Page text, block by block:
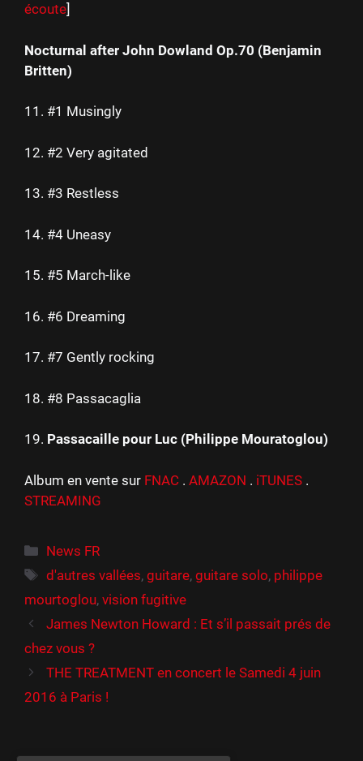
écoute]
Nocturnal after John Dowland Op.70 (Benjamin
Britten)
11. #1 Musingly
12. #2 Very agitated
13. #3 Restless
14. #4 Uneasy
15. #5 March-like
16. #6 Dreaming
17. #7 Gently rocking
18. #8 Passacaglia
19. Passacaille pour Luc (Philippe Mouratoglou)
Album en vente sur FNAC . AMAZON . iTUNES .
STREAMING
Catégories
News FR
Étiquettes
d'autres vallées,guitare,guitare solo, philippe
mourtoglou, vision fugitive
James Newton Howard : Et s’il passait prés de
chez vous ?
THE TREATMENT en concert le Samedi 4 juin
2016 à Paris !